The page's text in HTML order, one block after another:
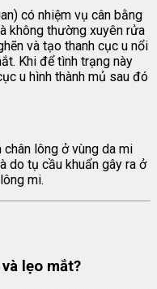
có nhiệm vụ cân bằng
không thường xuyên rửa
và tạo thanh cục u nổi
Khi để tình trạng này
u hình thành mủ sau đó
lông ở vùng da mi
do tụ cầu khuẩn gây ra ở
mi.
lẹo mắt?